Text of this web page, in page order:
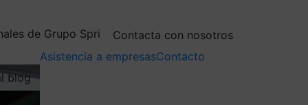
de Grupo Spri Contacta con nosotros
blog
Asistencia a empresasContacto